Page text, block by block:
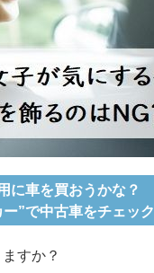
に車を買おうかな？
”で中古車をチェック
すか？